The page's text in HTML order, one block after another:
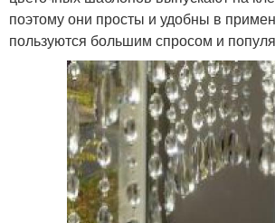
поэтому они просты и удобны в
пользуются большим спросом и